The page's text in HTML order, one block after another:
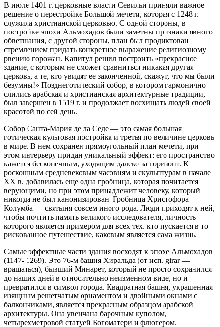
В июле 1401 г. церковные власти Севильи приняли важное
решение о перестройке Большой мечети, которая с 1248 г.
служила христианской церковью. С одной стороны, в
постройке эпохи Альмохадов были заметны признаки явного
обветшания, с другой стороны, план был продиктован
стремлением придать конкретное выражение религиозному
рвению горожан. Капитул решил построить «прекрасное
здание, с которым не сможет сравниться никакая другая
церковь, а те, кто увидят ее законченной, скажут, что мы были
безумны!» Позднеготический собор, в котором гармонично
слились арабская и христианская архитектурные традиции,
был завершен в 1519 г. и продолжает восхищать людей своей
красотой по сей день.
Собор Санта-Мария де ла Седе — это самая большая
готическая культовая постройка и третья по величине церковь
в мире. В нем сохранен прямоугольный план мечети, при
этом интерьеру придан уникальный эффект: его пространство
кажется бесконечным, уходящим далеко за горизонт. К
роскошным средневековым часовням и скульптурам в начале
XX в. добавилась еще одна гробница, которая почитается
верующими, но при этом принадлежит человеку, который
никогда не был канонизирован. Гробница Христофора
Колумба — святыня совсем иного рода. Люди приходят к ней,
чтобы почтить память великого исследователя, личность
которого является примером для всех тех, кто пускается в то
рискованное путешествие, каковым является сама жизнь.
Самые эффектные части здания восходят к эпохе Альмохадов
(1147- 1269). Это 76-м башня Хиральда (от исп. girar —
вращаться), бывший Минарет, который не просто сохранился
до наших дней в относительно неизменном виде, но и
превратился в символ города. Квадратная башня, украшенная
изящным решетчатым орнаментом и двойными окнами с
балкончиками, является прекрасным образцом арабской
архитектуры. Она увенчана барочным куполом,
четырехметровой статуей Богоматери и флюгером.